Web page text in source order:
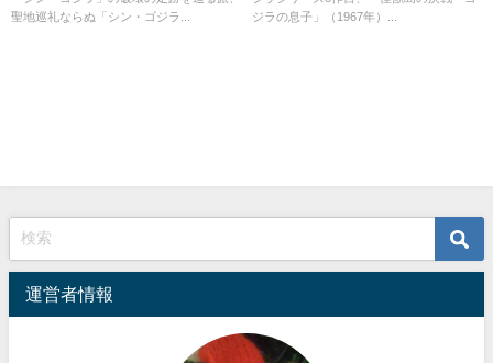
聖地巡礼ならぬ「シン・ゴジラ...
ジラの息子」（1967年）...
運営者情報